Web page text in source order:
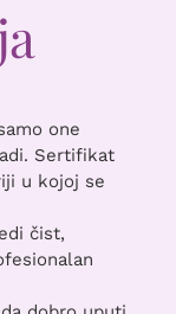
one
Sertifikat
u kojoj se
čist,